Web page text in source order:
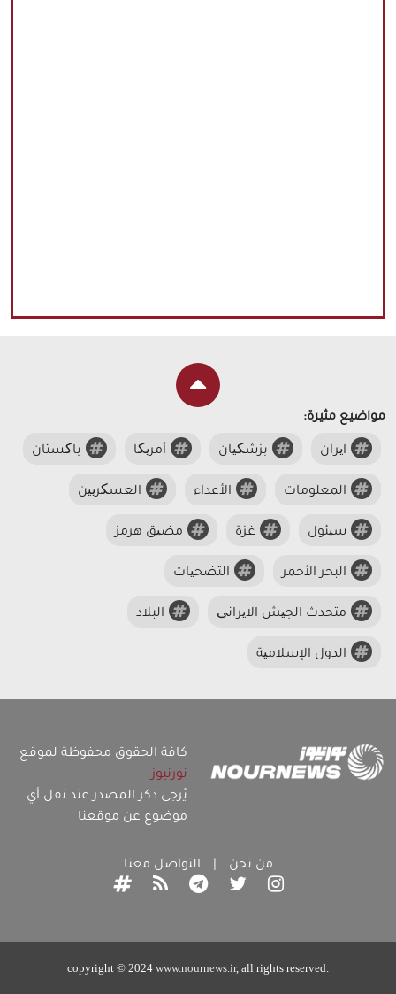
مواضيع مثيرة:
ایران بزشکیان أمریکا باکستان
المعلومات الأعداء العسکریین
سیئول غزة مضیق هرمز
البحر الأحمر التضحیات
متحدث الجیش الایرانی البلاد
الدول الإسلامیة
كافة الحقوق محفوظة لموقع
نورنيوز
يُرجى ذكر المصدر عند نقل أي
موضوع عن موقعنا
من نحن التواصل معنا
copyright © 2024 www.nournews.ir, all rights reserved.